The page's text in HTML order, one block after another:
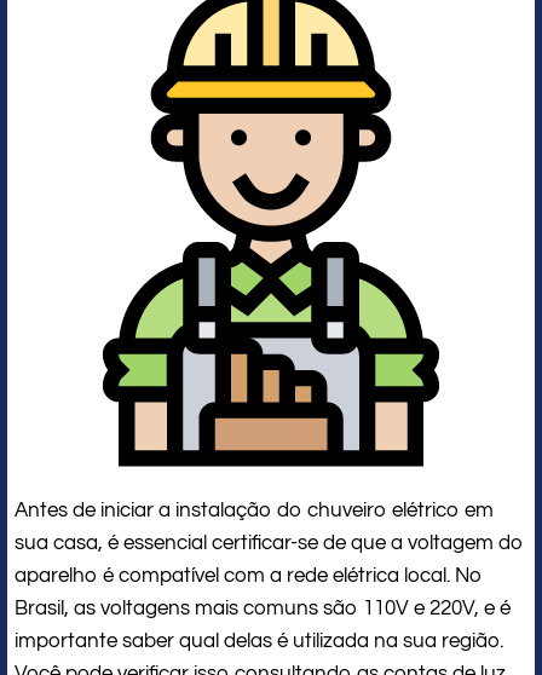
Antes de iniciar a instalação do chuveiro elétrico em
sua casa, é essencial certificar-se de que a voltagem do
aparelho é compatível com a rede elétrica local. No
Brasil, as voltagens mais comuns são 110V e 220V, e é
importante saber qual delas é utilizada na sua região.